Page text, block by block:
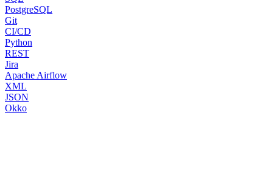
PostgreSQL
Git
CI/CD
Python
REST
Jira
Apache Airflow
XML
JSON
Okko